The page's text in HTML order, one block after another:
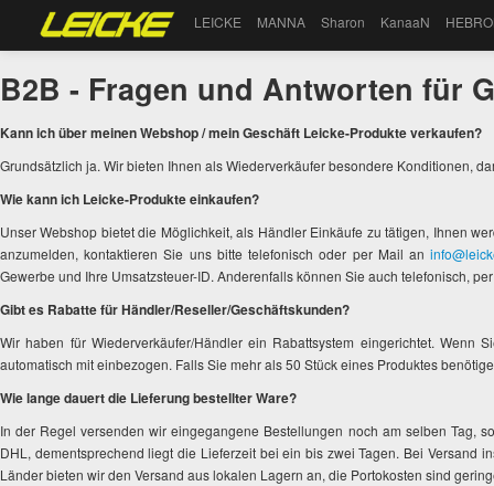
LEICKE MANNA Sharon KanaaN
B2B - Fragen und Antworten für
Kann ich über meinen Webshop / mein Geschäft Leicke-Produkte verkaufen?
Grundsätzlich ja. Wir bieten Ihnen als Wiederverkäufer besondere Konditionen,
Wie kann ich Leicke-Produkte einkaufen?
Unser Webshop bietet die Möglichkeit, als Händler Einkäufe zu tätigen, Ihnen
anzumelden, kontaktieren Sie uns bitte telefonisch oder per Mail an
Gewerbe und Ihre Umsatzsteuer-ID. Anderenfalls können Sie auch telefonisch,
Gibt es Rabatte für Händler/Reseller/Geschäftskunden?
Wir haben für Wiederverkäufer/Händler ein Rabattsystem eingerichtet. Wenn
automatisch mit einbezogen. Falls Sie mehr als 50 Stück eines Produktes
Wie lange dauert die Lieferung bestellter Ware?
In der Regel versenden wir eingegangene Bestellungen noch am selben Tag,
DHL, dementsprechend liegt die Lieferzeit bei ein bis zwei Tagen. Bei Versand
Länder bieten wir den Versand aus lokalen Lagern an, die Portokosten sind